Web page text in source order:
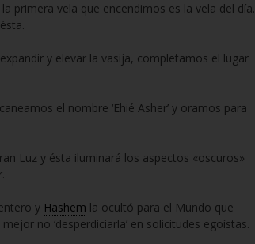
primera vela que encendimos es la vela del día.
y elevar la vasija, completamos el lugar
el nombre ‘Ehié Asher’ y oramos para
Luz y ésta iluminará los aspectos «oscuros»
y Hashem la ocultó para el Mundo que
no ‘desperdiciarla’ en solicitudes egoístas.